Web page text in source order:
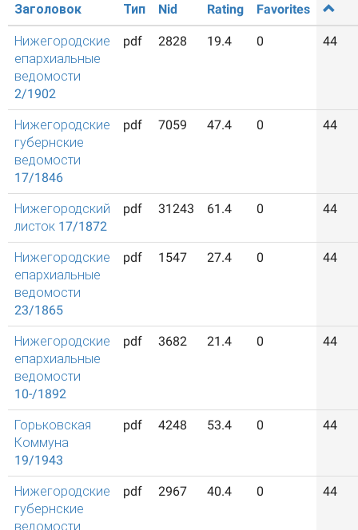
Заголовок Тип Nid Rating
Favorites
Нижегородские
епархиальные
ведомости
2/1902
pdf 2828 19.4 0 44
Нижегородские
губернские
ведомости
17/1846
pdf 7059 47.4 0 44
Нижегородский
листок 17/1872
pdf 31243 61.4 0 44
Нижегородские
епархиальные
ведомости
23/1865
pdf 1547 27.4 0 44
Нижегородские
епархиальные
ведомости
10-/1892
pdf 3682 21.4 0 44
Горьковская
Коммуна
19/1943
pdf 4248 53.4 0 44
Нижегородские
губернские
ведомости
pdf 2967 40.4 0 44